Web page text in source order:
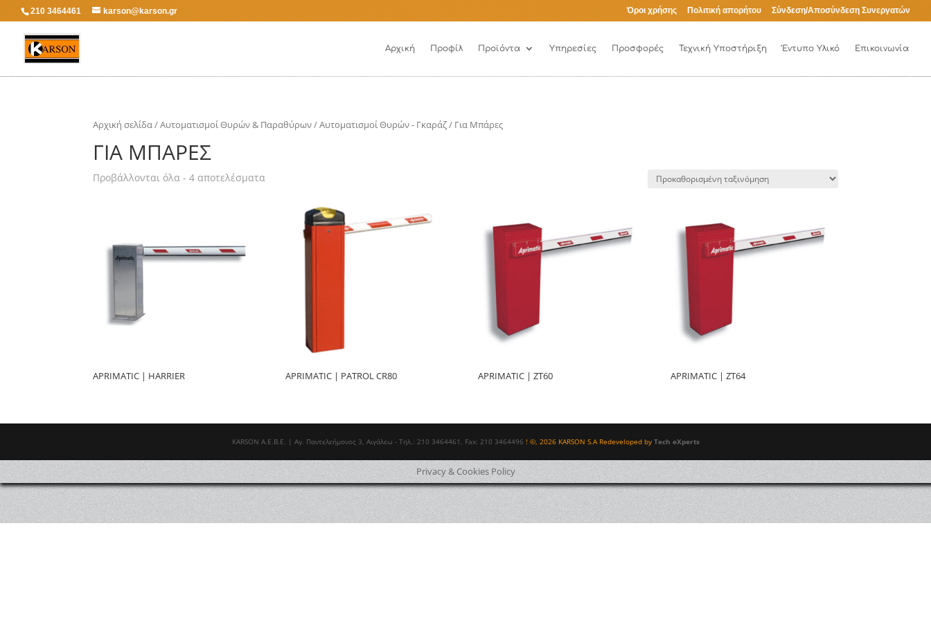
210 3464461 karson@karson.gr Όροι χρήσης Πολιτική απορήτου Σύνδεση/Αποσύνδεση Συνεργατών
Αρχική Προφίλ Προϊόντα Υπηρεσίες Προσφορές Τεχνική Υποστήριξη Έντυπο Υλικό Επικοινωνία
Αρχική σελίδα/Αυτοματισμοί Θυρών & Παραθύρων/Αυτοματισμοί Θυρών - Γκαράζ/ Για Μπάρες
ΓΙΑ ΜΠΆΡΕΣ
Προβάλλονται όλα - 4 αποτελέσματα
APRIMATIC | HARRIER APRIMATIC | PATROL CR80 APRIMATIC | ZT60 APRIMATIC | ZT64
ΚΑRSOΝ Α.E.B.E. | Αγ. Παντελεήμονος 3, Αιγάλεω - Τηλ.: 210 3464461, Fax: 210 3464496 ! ©, 2026 KARSON S.A Redeveloped by Tech eXperts
Privacy & Cookies Policy